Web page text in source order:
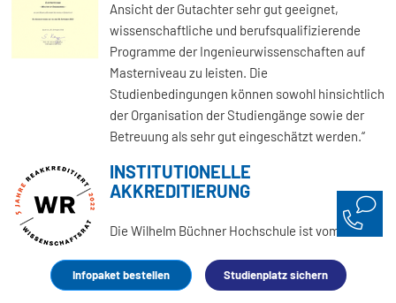
Infopaket bestellen Studienplatz sichern
Ansicht der Gutachter sehr gut geeignet,
wissenschaftliche und berufsqualifizierende
Programme der Ingenieurwissenschaften auf
Masterniveau zu leisten. Die
Studienbedingungen können sowohl hinsichtlich
der Organisation der Studiengänge sowie der
Betreuung als sehr gut eingeschätzt werden.“
INSTITUTIONELLE
AKKREDITIERUNG
Die Wilhelm Büchner Hochschule ist vom
von fünf Jahren institutionell reakkreditiert
worden und somit berechtigt, das